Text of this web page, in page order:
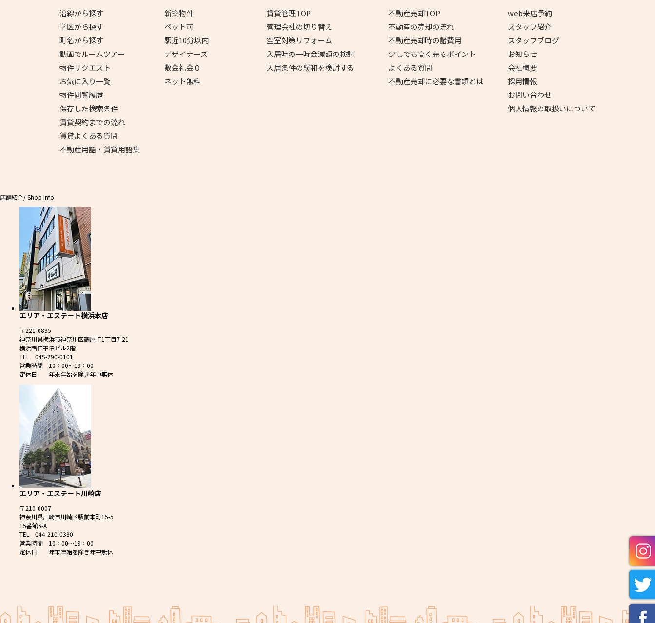
沿線から探す
学区から探す
町名から探す
動画でルームツアー
物件リクエスト
お気に入り一覧
物件閲覧履歴
保存した検索条件
賃貸契約までの流れ
賃貸よくある質問
不動産用語・賃貸用語集
新築物件
ペット可
駅近10分以内
デザイナーズ
敷金礼金０
ネット無料
賃貸管理TOP
管理会社の切り替え
空室対策リフォーム
入居時の一時金減額の検討
入居条件の緩和を検討する
不動産売却TOP
不動産の売却の流れ
不動産売却時の諸費用
少しでも高く売るポイント
よくある質問
不動産売却に必要な書類とは
web来店予約
スタッフ紹介
スタッフブログ
お知らせ
会社概要
採用情報
お問い合わせ
個人情報の取扱いについて
店舗紹介/ Shop Info
エリア・エステート横浜本店
〒221-0835
神奈川県横浜市神奈川区鶴屋町1丁目7-21
横浜西口平沼ビル2階
TEL 045-290-0101
営業時間 10：00～19：00
定休日 年末年始を除き年中無休
エリア・エステート川崎店
〒210-0007
神奈川県川崎市川崎区駅前本町15-5
15番館6-A
TEL 044-210-0330
営業時間 10：00～19：00
定休日 年末年始を除き年中無休